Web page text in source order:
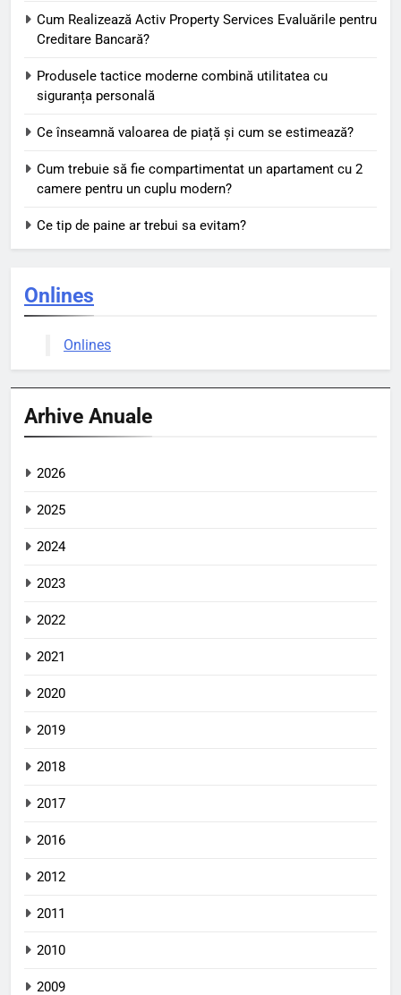
Cum Realizează Activ Property Services Evaluările pentru
Creditare Bancară?
Produsele tactice moderne combină utilitatea cu
siguranța personală
Ce înseamnă valoarea de piață și cum se estimează?
Cum trebuie să fie compartimentat un apartament cu 2
camere pentru un cuplu modern?
Ce tip de paine ar trebui sa evitam?
Onlines
Onlines
Arhive Anuale
2026
2025
2024
2023
2022
2021
2020
2019
2018
2017
2016
2012
2011
2010
2009